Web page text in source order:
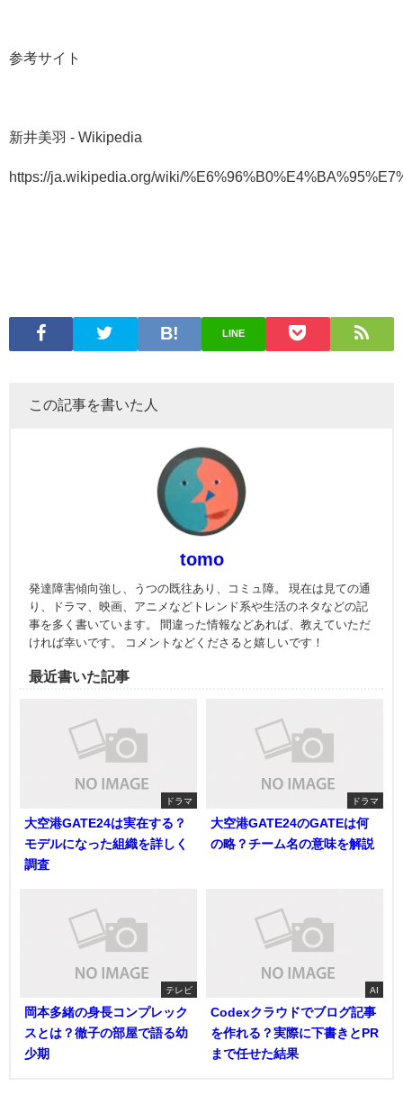
参考サイト
新井美羽 - Wikipedia
https://ja.wikipedia.org/wiki/
LINE
この記事を書いた人
tomo
発達障害傾向強し、うつの既往あり、コミュ障。 現在は見ての通
り、ドラマ、映画、アニメなどトレンド系や生活のネタなどの記
事を多く書いています。 間違った情報などあれば、教えていただ
ければ幸いです。 コメントなどくださると嬉しいです！
最近書いた記事
ドラマ
大空港GATE24は実在する？
モデルになった組織を詳しく
調査
ドラマ
大空港GATE24のGATEは何
の略？チーム名の意味を解説
テレビ
岡本多緒の身長コンプレック
スとは？徹子の部屋で語る幼
少期
AI
Codexクラウドでブログ記事
を作れる？実際に下書きとPR
まで任せた結果